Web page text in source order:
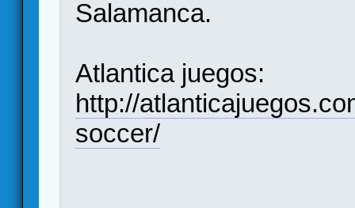
Salamanca.
Atlantica juegos:
http://
soccer/